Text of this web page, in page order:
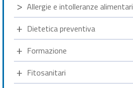
Allergie e intolleranze alimentari
Dietetica preventiva
Formazione
Fitosanitari